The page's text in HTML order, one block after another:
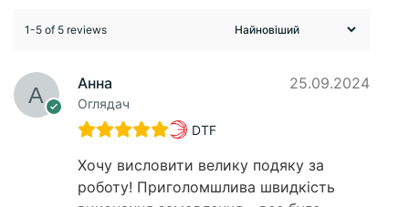
1-5 of 5 reviews
Анна
Оглядач
25.09.2024
DTF
Хочу висловити велику подяку за
роботу! Приголомшлива швидкість